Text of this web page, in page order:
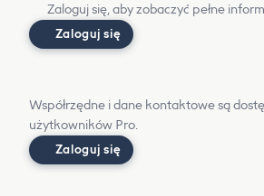
Zaloguj się, aby zobaczyć pełne
Zaloguj się
Współrzędne i dane kontaktowe są
użytkowników Pro.
Zaloguj się